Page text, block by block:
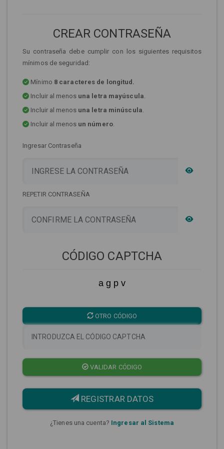
CREAR CONTRASEÑA
Su contraseña debe cumplir con los siguientes requisitos
mínimos de seguridad:
Mínimo 8 caracteres de longitud.
Incluir al menos una letra mayúscula.
Incluir al menos una letra minúscula.
Incluir al menos un número.
Ingresar Contraseña
REPETIR CONTRASEÑA
CÓDIGO CAPTCHA
a g p v
OTRO CÓDIGO
VALIDAR CÓDIGO
REGISTRAR DATOS
¿Tienes una cuenta? Ingresar al Sistema